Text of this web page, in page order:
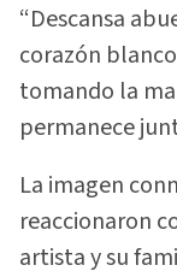
“Descansa
corazón
tomando la
permanece
La imagen
reaccionaron
artista y su